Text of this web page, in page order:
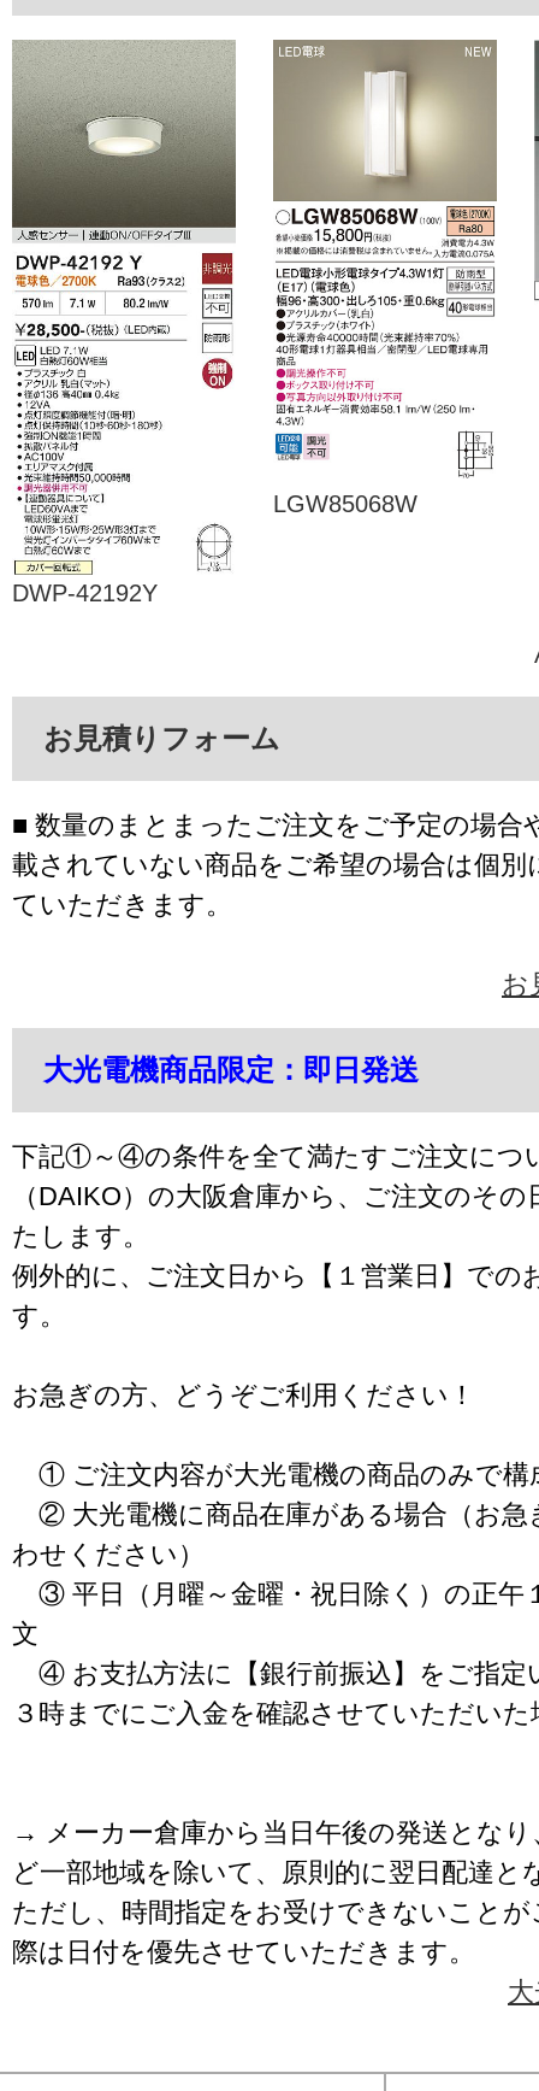
DWP-42192Y
LGW85068W
お見積りフォーム
■ 数量のまとまったご注文をご予定の場合
載されていない商品をご希望の場合は個別
ていただきます。
お
大光電機商品限定：即日発送
下記①～④の条件を全て満たすご注文につ
（DAIKO）の大阪倉庫から、ご注文のそ
たします。
例外的に、ご注文日から【１営業日】での
す。
お急ぎの方、どうぞご利用ください！
① ご注文内容が大光電機の商品のみで構
② 大光電機に商品在庫がある場合（お急
わせください）
③ 平日（月曜～金曜・祝日除く）の正午
文
④ お支払方法に【銀行前振込】をご指定
３時までにご入金を確認させていただいた
→ メーカー倉庫から当日午後の発送となり
ど一部地域を除いて、原則的に翌日配達と
ただし、時間指定をお受けできないこと
際は日付を優先させていただきます。